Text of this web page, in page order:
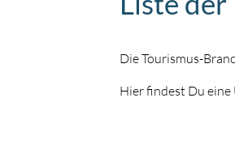
Die Tourismus-
Hier findest Du eine